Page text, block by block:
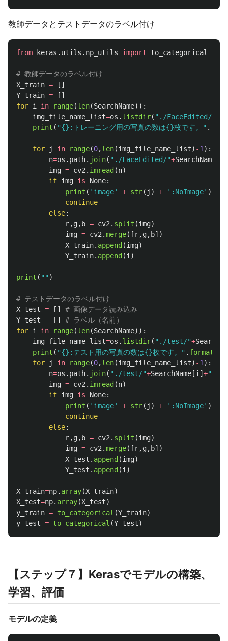
教師データとテストデータのラベル付け
from keras.utils.np_utils import to_categorical
X_train =
[]
Y_train =
[]
for i in range(len(SearchName)):
img_file_name_list=os . listdir( " ./FaceEdited/
print ( "{}:トレーニング用の写真の数は{}枚です。 " .
for j in range(0,len(img_file_name_list) -1 ):
n=os . path. join( " ./FaceEdited/"+SearchName
img = cv2 . imread (n)
if img is None:
print ( ' image' + str( j ) + ' :NoImage' )
continue
else:
r,g, b = cv2 . split (img)
img = cv2 .merge([ r,g, b])
X_train. append (img)
Y_train. append (i )
print ( "" )
X_test = []
Y_test = []
for i in range(len(SearchName)):
img_file_name_list=os . listdir( " ./test/"+
print ( "{}:テスト用の写真の数は{}枚です。 " . format
for
j in range(0,len(img_file_name_list) -1 ):
n=os . path. join( " ./test/"+SearchName [i ] +"
img = cv2 . imread (n)
if img is None:
print ( ' image' + str( j ) + ' :NoImage' )
continue
else:
r,g, b = cv2 . split (img)
img = cv2 .merge([ r,g, b])
X_test . append (img)
Y_test . append (i )
X_train=np. array(X_train)
X_test=np. array(X_test)
y_train = to_categorical (Y_train)
y_test = to_categorical (Y_test)
【ステップ７】Kerasでモデルの構築、
学習、評価
モデルの定義